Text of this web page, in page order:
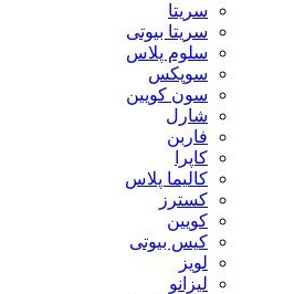
سریتا
سریتا بیوتی
سلوم پلاس
سوپکس
سون کویین
شارل
فاربن
کاپرا
کالیما پلاس
کسترز
کویین
کیس بیوتی
لویز
لیزانو